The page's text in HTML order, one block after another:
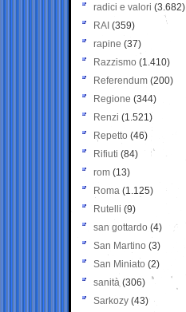
radici e valori (3.682)
RAI (359)
rapine (37)
Razzismo (1.410)
Referendum (200)
Regione (344)
Renzi (1.521)
Repetto (46)
Rifiuti (84)
rom (13)
Roma (1.125)
Rutelli (9)
san gottardo (4)
San Martino (3)
San Miniato (2)
sanità (306)
Sarkozy (43)